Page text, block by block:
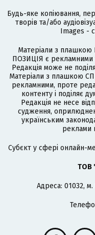
Будь-яке копіювання,
творів та/або
Images -
Матеріали з
ПОЗИЦІЯ є рекламними
Редакція може не
Матеріали з плашкою
рекламними, проте
контенту і поділяє
Редакція не несе
судження,
українським
реклами
Cубєкт у сфері онлайн-
ТОВ
Адреса: 01032,